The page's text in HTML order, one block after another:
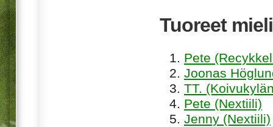
Tuoreet
Pete
Joonas
TT.
Pete (Nextiili)
Jenny (Nextiili)